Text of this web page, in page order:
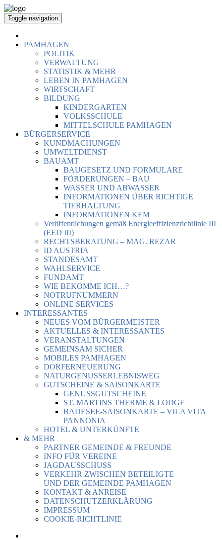
Toggle navigation
PAMHAGEN
POLITIK
VERWALTUNG
STATISTIK & MEHR
LEBEN IN PAMHAGEN
WIRTSCHAFT
BILDUNG
KINDERGARTEN
VOLKSSCHULE
MITTELSCHULE PAMHAGEN
BÜRGERSERVICE
KUNDMACHUNGEN
UMWELTDIENST
BAUAMT
BAUGESETZ UND FORMULARE
FÖRDERUNGEN – BAU
WASSER UND ABWASSER
INFORMATIONEN ÜBER RICHTIGE
TIERHALTUNG
INFORMATIONEN KEM
Veröffentlichungen gemäß Energieeffizienzrichtlinie III
(EED III)
RECHTSBERATUNG – MAG. REZAR
ID AUSTRIA
STANDESAMT
WAHLSERVICE
FUNDAMT
WIE BEKOMME ICH…?
NOTRUFNUMMERN
ONLINE SERVICES
INTERESSANTES
NEUES VOM BÜRGERMEISTER
AKTUELLES & INTERESSANTES
VERANSTALTUNGEN
GEMEINSAM SICHER
MOBILES PAMHAGEN
DORFERNEUERUNG
NATURGENUSSERLEBNISWEG
GUTSCHEINE & SAISONKARTE
GENUSSGUTSCHEINE
ST. MARTINS THERME & LODGE
BADESEE-SAISONKARTE – VILA VITA
PANNONIA
HOTEL & UNTERKÜNFTE
& MEHR
PARTNER GEMEINDE & FREUNDE
INFO FÜR VEREINE
JAGDAUSSCHUSS
VERKEHR ZWISCHEN BETEILIGTE
UND DER GEMEINDE PAMHAGEN
KONTAKT & ANREISE
DATENSCHUTZERKLÄRUNG
IMPRESSUM
COOKIE-RICHTLINIE